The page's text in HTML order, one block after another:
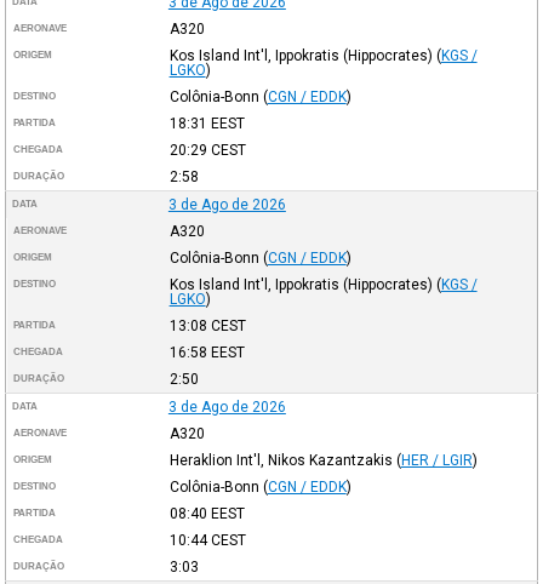
AERONAVE A320
ORIGEM Kos Island Int'l, Ippokratis (Hippocrates) (KGS /
LGKO)
DESTINO Colônia-Bonn (CGN / EDDK)
PARTIDA 18:31 EEST
CHEGADA 20:29 CEST
DURAÇÃO 2:58
DATA 3 de Ago de 2026
AERONAVE A320
ORIGEM Colônia-Bonn (CGN / EDDK)
DESTINO Kos Island Int'l, Ippokratis (Hippocrates) (KGS /
LGKO)
PARTIDA 13:08 CEST
CHEGADA 16:58 EEST
DURAÇÃO 2:50
DATA 3 de Ago de 2026
AERONAVE A320
ORIGEM Heraklion Int'l, Nikos Kazantzakis (HER / LGIR)
DESTINO Colônia-Bonn (CGN / EDDK)
PARTIDA 08:40 EEST
CHEGADA 10:44CEST
DURAÇÃO 3:03